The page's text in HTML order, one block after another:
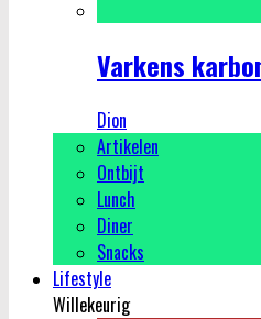
Varkens
Dion
Artikelen
Ontbijt
Lunch
Diner
Snacks
Lifestyle
Willekeurig